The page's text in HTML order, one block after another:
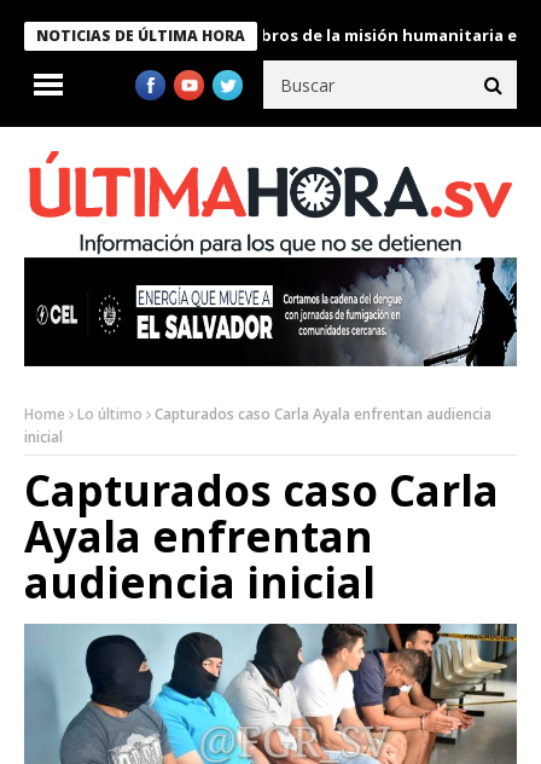
NOTICIAS DE ÚLTIMA HORA
Bukele condecora a miembros de la misión humanitaria enviada
Home Lo último
Capturados caso Carla Ayala enfrentan audiencia
inicial
Capturados caso Carla
Ayala enfrentan
audiencia inicial